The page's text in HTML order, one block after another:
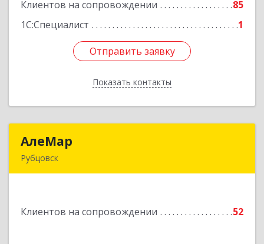
Клиентов на сопровождении
85
1С:Специалист
1
Отправить заявку
Показать контакты
Подробнее
Отправить заявку
Назад
АлеМар
Рубцовск
Клиентов на сопровождении 52
Подробнее